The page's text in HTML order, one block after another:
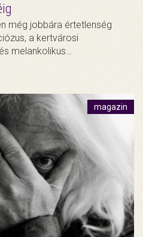
még jobbára értetlenség
a kertvárosi
melankolikus…
magazin